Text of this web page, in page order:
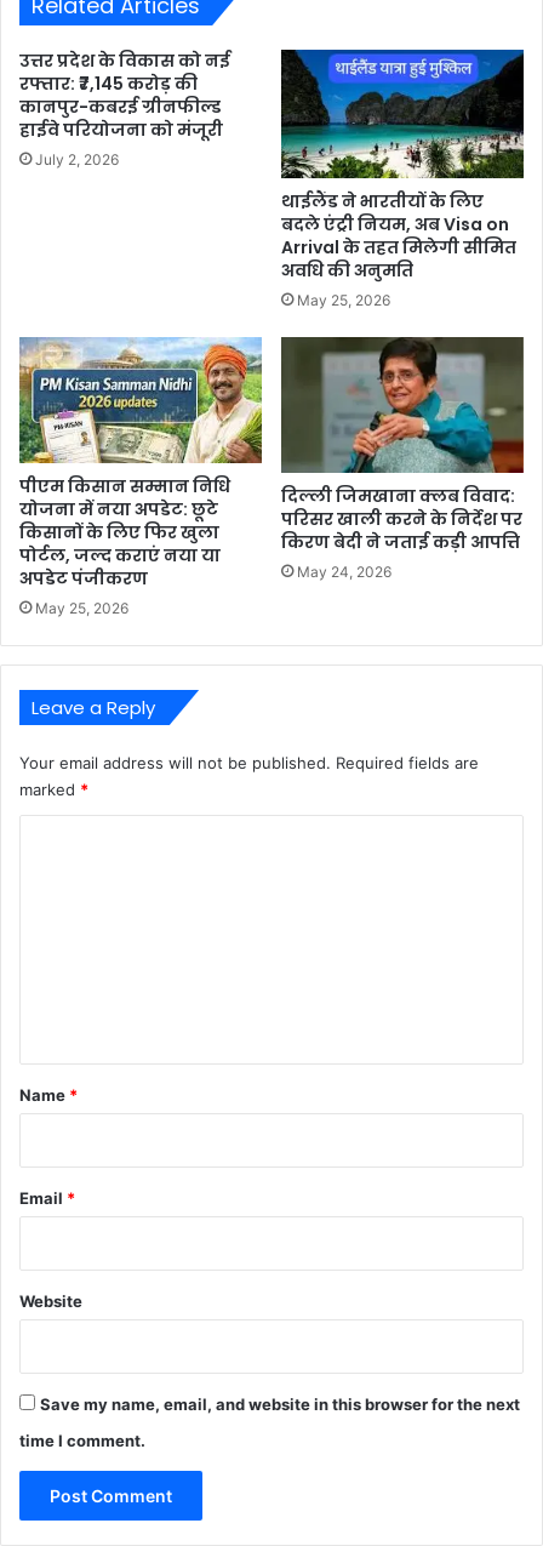
उत्तर प्रदेश के विकास को नई
रफ्तार: ₹7,145 करोड़ की
कानपुर-कबरई ग्रीनफील्ड
हाईवे परियोजना को मंजूरी
July 2, 2026
थाईलैंड ने भारतीयों के लिए
बदले एंट्री नियम, अब Visa on
Arrival के तहत मिलेगी सीमित
अवधि की अनुमति
May 25, 2026
पीएम किसान सम्मान निधि
योजना में नया अपडेट: छूटे
किसानों के लिए फिर खुला
पोर्टल, जल्द कराएं नया या
अपडेट पंजीकरण
May 25, 2026
दिल्ली जिमखाना क्लब विवाद:
परिसर खाली करने के निर्देश पर
किरण बेदी ने जताई कड़ी आपत्ति
May 24, 2026
Leave a Reply
Your email address will not be published. Required fields are
marked *
*
Name *
Email *
Website
Save my name, email, and website in this browser for the next
time I comment.